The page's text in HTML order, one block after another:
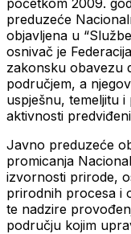
preduzeće
objavljena u
osnivač je
zakonsku obavezu
područjem, a
uspješnu, temeljitu
aktivnosti
Javno preduzeće
promicanja
izvornosti prirode,
prirodnih procesa i
te nadzire
području kojim